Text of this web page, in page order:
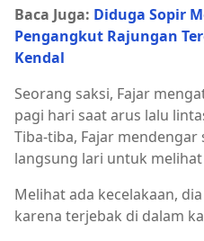
Baca Juga: Diduga Sopir
Pengangkut Rajungan
Kendal
Seorang saksi, Fajar
pagi hari saat arus lalu
Tiba-tiba, Fajar mendengar
langsung lari untuk
Melihat ada kecelakaan,
karena terjebak di dalam